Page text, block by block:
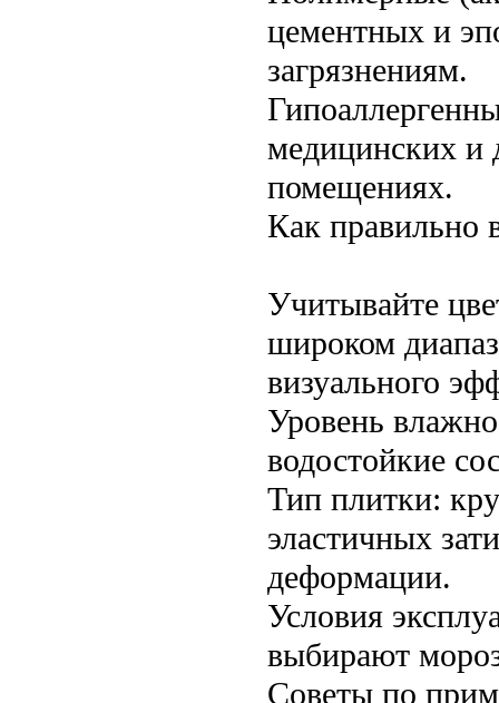
цементных и
загрязнениям.
медицинских и
помещениях.
Как правильно
Учитывайте
широком
визуального
Уровень
водостойкие
Тип плитки:
эластичных
деформации.
Условия
выбирают
Советы по